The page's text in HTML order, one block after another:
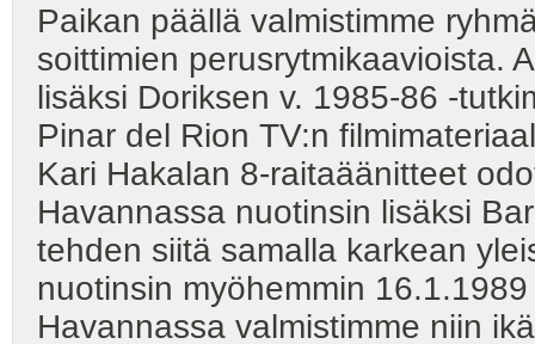
Paikan päällä valmistimme
soittimien perusrytmikaavioista.
lisäksi Doriksen v. 1985-86 -
Pinar del Rion TV:n
Kari Hakalan 8-raitaäänitteet
Havannassa nuotinsin lisäksi
tehden siitä samalla karkean
nuotinsin myöhemmin
Havannassa valmistimme niin